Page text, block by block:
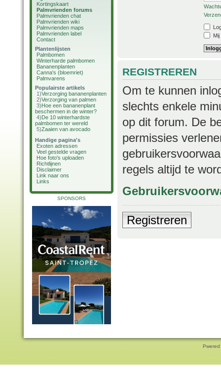
Kortingskaart
Palmvrienden forums
Palmvrienden chat
Palmvrienden wiki
Palmvrienden maps
Palmvrienden label
Contact
Plantenlijsten
Palmbomen
Winterharde palmbomen
Bananenplanten
Canna's (bloemriet)
Palmvarens
Populairste artikels
1)Verzorging bananenplanten
2)Verzorging van palmen
3)Hoe een bananenplant
beschermen in de winter?
4)De 10 winterhardste
palmbomen ter wereld
5)Zaaien van avocado
Handige pagina's
Exoten adressen
Veel gestelde vragen
Hoe foto's uploaden
Richtlijnen
Disclaimer
Link naar ons
Links
SPONSORS
REGISTREREN
Om te kunnen
slechts enkele
op dit forum. De
permissies
regels altijd te
Registreren